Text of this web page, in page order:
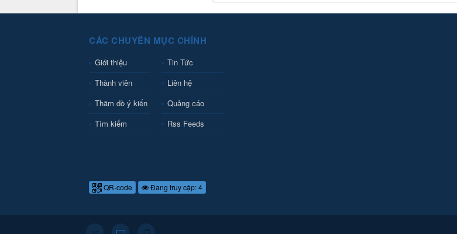
CÁC CHUYÊN MỤC CHÍNH
Giới thiệu
Tin Tức
Thành viên
Liên hệ
Thăm dò ý kiến
Quảng cáo
Tìm kiếm
Rss Feeds
QR-code Đang truy cập: 4